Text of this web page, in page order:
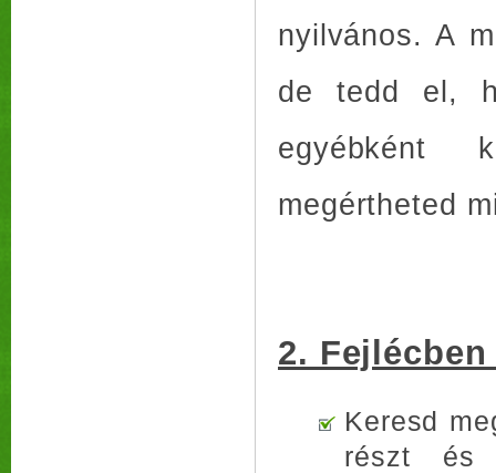
nyilvános. A
de tedd el,
egyébként
megértheted
2.
Keresd
részt